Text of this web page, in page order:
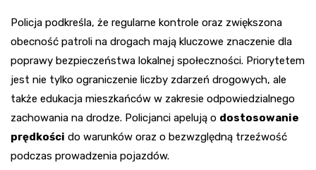
Policja podkreśla, że regularne kontrole oraz zwiększona
obecność patroli na drogach mają kluczowe znaczenie dla
poprawy bezpieczeństwa lokalnej społeczności. Priorytetem
jest nie tylko ograniczenie liczby zdarzeń drogowych, ale
także edukacja mieszkańców w zakresie odpowiedzialnego
zachowania na drodze. Policjanci apelują o dostosowanie
prędkości do warunków oraz o bezwzględną trzeźwość
podczas prowadzenia pojazdów.